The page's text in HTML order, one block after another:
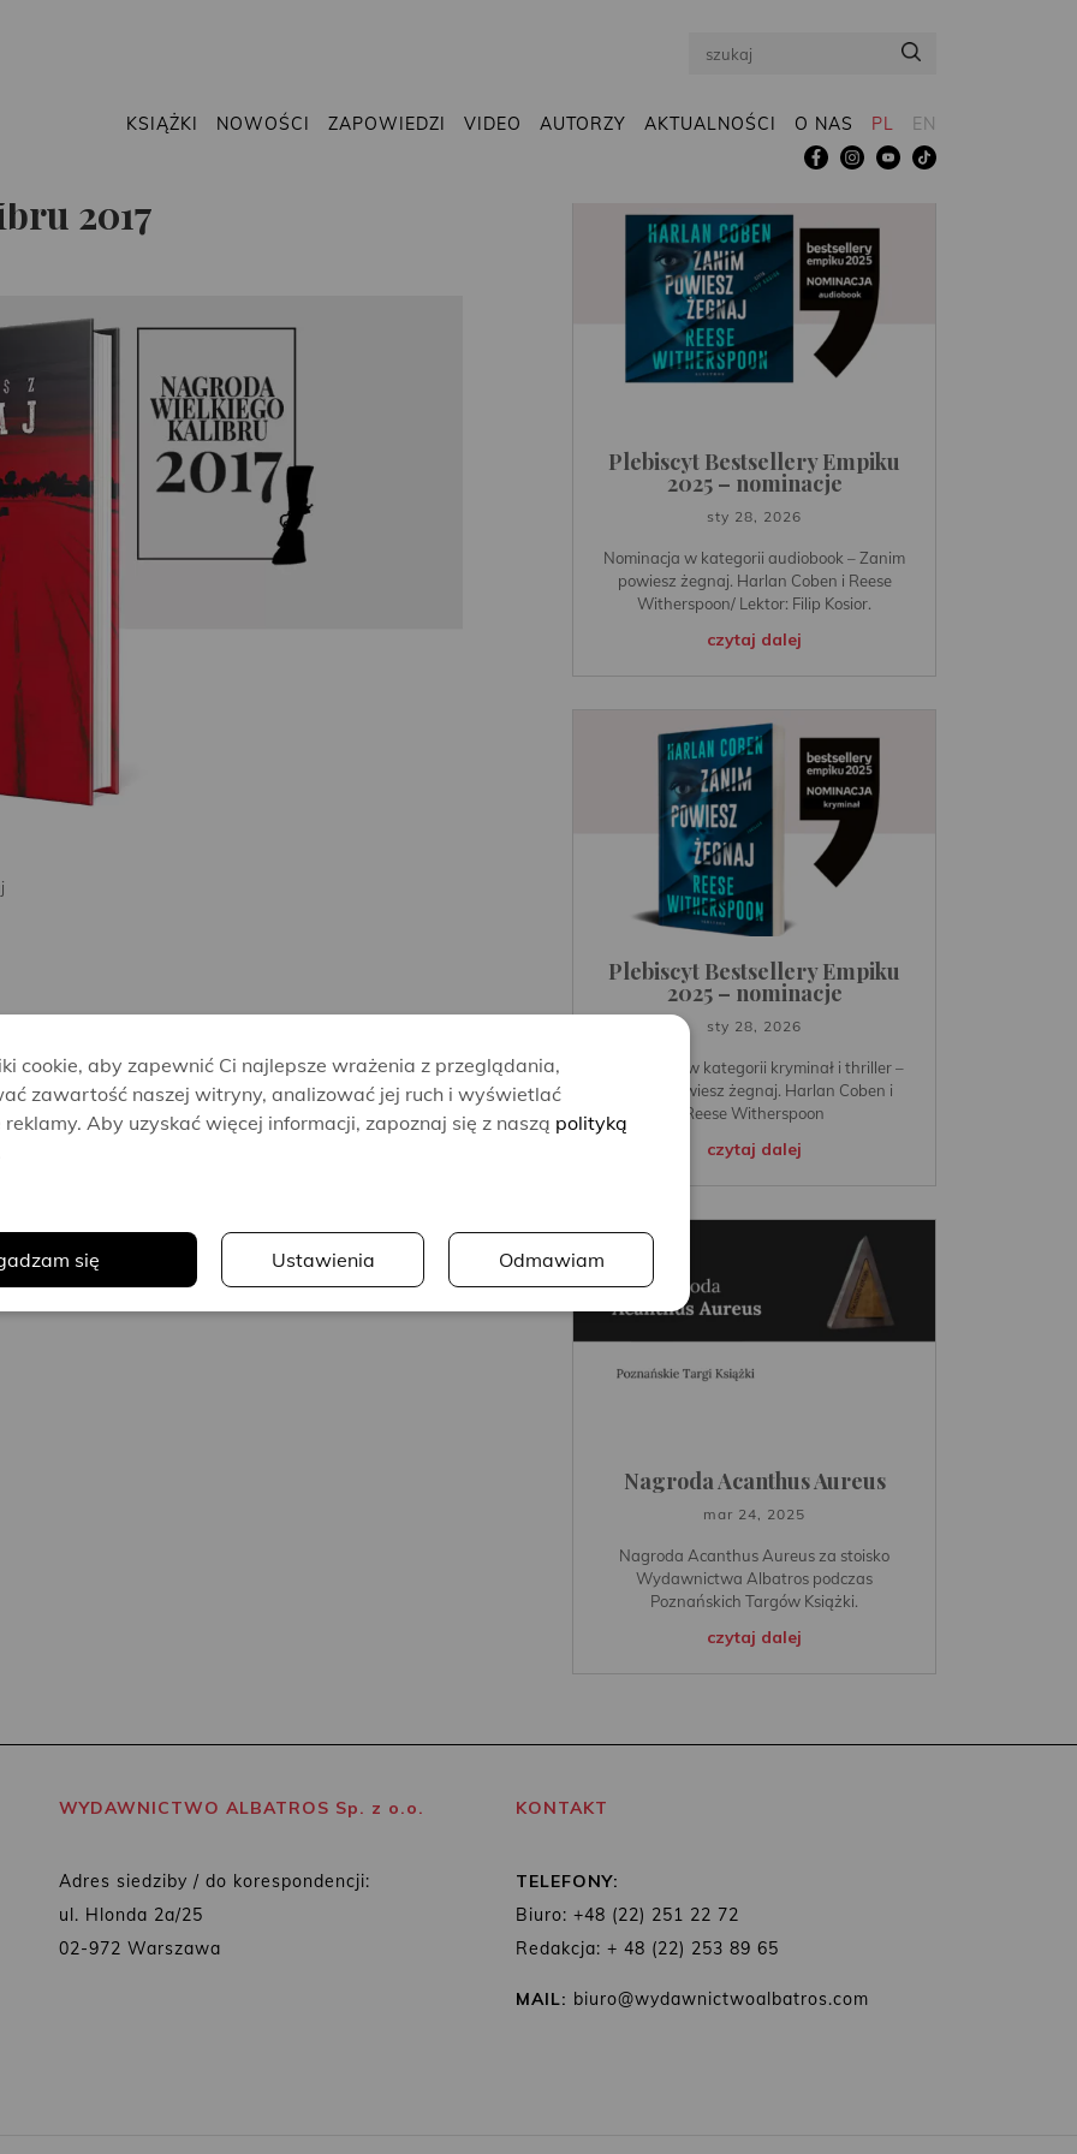
Search
KSIĄŻKI NOWOŚCI ZAPOWIEDZI VIDEO AUTORZY AKTUALNOŚCI O NAS PL EN
2017
Plebiscyt Bestsellery Empiku
2025 – nominacje
sty 28, 2026
Nominacja w kategorii audiobook – Zanim
powiesz żegnaj. Harlan Coben i Reese
Witherspoon/ Lektor: Filip Kosior.
czytaj dalej
Plebiscyt Bestsellery Empiku
2025 – nominacje
sty 28, 2026
Nominacja w kategorii kryminał i thriller –
Zanim powiesz żegnaj. Harlan Coben i
Reese Witherspoon
czytaj dalej
Nagroda Acanthus Aureus
mar 24, 2025
Nagroda Acanthus Aureus za stoisko
Wydawnictwa Albatros podczas
Poznańskich Targów Książki.
czytaj dalej
WYDAWNICTWO ALBATROS Sp. z o.o.
Adres siedziby / do korespondencji:
ul. Hlonda 2a/25
02-972 Warszawa
KONTAKT
TELEFONY:
Biuro: +48 (22) 251 22 72
Redakcja: + 48 (22) 253 89 65
MAIL: biuro@wydawnictwoalbatros.com
cookie, aby zapewnić Ci najlepsze wrażenia z przeglądania,
zawartość naszej witryny, analizować jej ruch i wyświetlać
Aby uzyskać więcej informacji, zapoznaj się z naszą polityką
się Ustawienia Odmawiam